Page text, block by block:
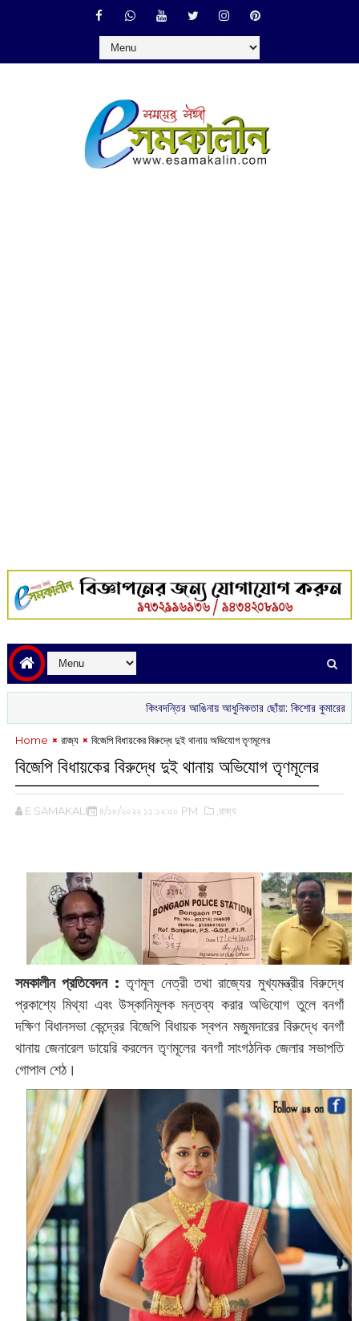
কিংবদন্তির আঙিনায় আধুনিকতার ছোঁয়া: কিশোর কুমারের ‘গৌরী কুঞ্জ’
Home রাজ্য বিজেপি বিধায়কের বিরুদ্ধে দুই থানায় অভিযোগ তৃণমূলের
বিজেপি বিধায়কের বিরুদ্ধে দুই থানায় অভিযোগ তৃণমূলের
E SAMAKALIN ৪/১৮/২০২২ ১১:১২:০০ PM ,রাজ্য
সমকালীন প্রতিবেদন : তৃণমূল নেত্রী তথা রাজ্যের মুখ্যমন্ত্রীর বিরুদ্ধে
প্রকাশ্যে মিথ্যা এবং উস্কানিমূলক মন্তব্য করার অভিযোগ তুলে বনগাঁ
দক্ষিণ বিধানসভা কেন্দ্রের বিজেপি বিধায়ক স্বপন মজুমদারের বিরুদ্ধে বনগাঁ
থানায় জেনারেল ডায়েরি করলেন তৃণমূলের বনগাঁ সাংগঠনিক জেলার সভাপতি
গোপাল শেঠ।